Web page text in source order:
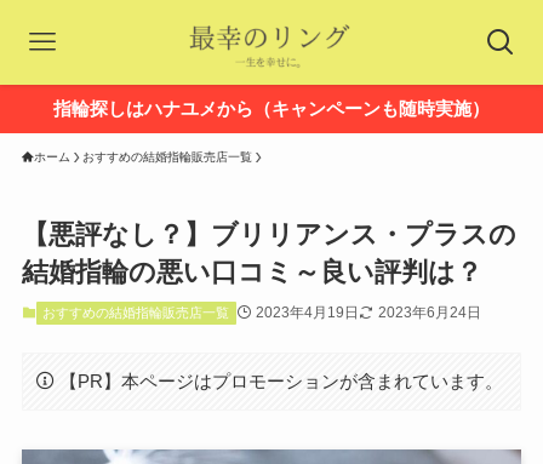
指輪探しはハナユメから（キャンペーンも随時実施）
ホーム おすすめの結婚指輪販売店一覧
【悪評なし？】ブリリアンス・プラスの
結婚指輪の悪い口コミ～良い評判は？
おすすめの結婚指輪販売店一覧 2023年4月19日 2023年6月24日
【PR】本ページはプロモーションが含まれています。